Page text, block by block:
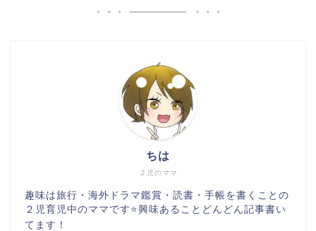
２児のママ
ちは
趣味は旅行・海外ドラマ鑑賞・読書・手帳を書くことの
２児育児中のママです⭐️興味あることどんどん記事書い
てます！